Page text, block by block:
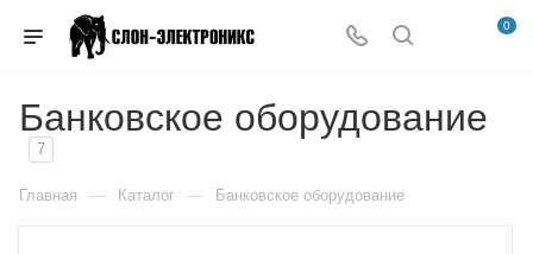
0
Банковское оборудование
7
Главная — Каталог — Банковское оборудование